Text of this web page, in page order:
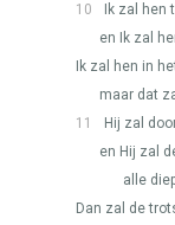
10
Ik zal hen
en Ik zal
Ik zal hen in
maar dat
11
Hij zal
en Hij zal
alle
Dan zal de